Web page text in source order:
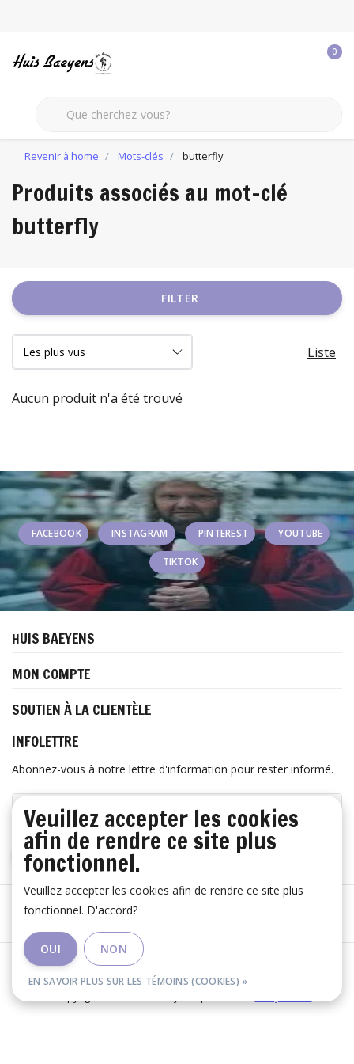
0
Revenir à home Mots-clés butterfly
Produits associés au mot-clé
butterfly
FILTER
Liste
Aucun produit n'a été trouvé
FACEBOOK INSTAGRAM PINTEREST YOUTUBE
TIKTOK
HUIS BAEYENS
MON COMPTE
SOUTIEN À LA CLIENTÈLE
INFOLETTRE
Abonnez-vous à notre lettre d'information pour rester informé.
S'ABONNER
Les conditions générales
Veuillez accepter les cookies
afin de rendre ce site plus
fonctionnel.
Veuillez accepter les cookies afin de rendre ce site plus
fonctionnel. D'accord?
OUI NON
EN SAVOIR PLUS SUR LES TÉMOINS (COOKIES) »